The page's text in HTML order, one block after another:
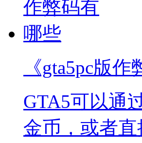
《gta5pc版
GTA5可以通
金币，或者